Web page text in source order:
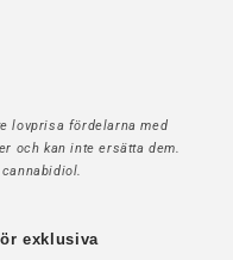
lovprisa fördelarna med
och kan inte ersätta dem.
exklusiva